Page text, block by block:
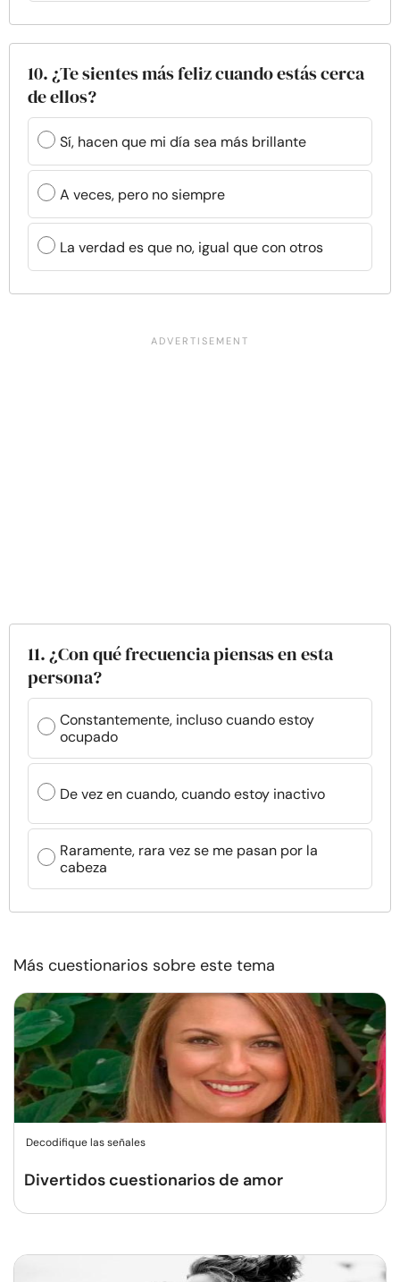
10. ¿Te sientes más feliz cuando estás cerca
de ellos?
Sí, hacen que mi día sea más brillante
A veces, pero no siempre
La verdad es que no, igual que con otros
11. ¿Con qué frecuencia piensas en esta
persona?
Constantemente, incluso cuando estoy
ocupado
De vez en cuando, cuando estoy inactivo
Raramente, rara vez se me pasan por la
cabeza
Más cuestionarios sobre este tema
Decodifique las señales
Divertidos cuestionarios de amor